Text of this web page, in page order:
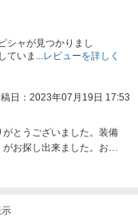
シャが見つかりまし
ていま...レビューを詳しく
日：2023年07月19日 17:53
とうございました。装備
お探し出来ました。お車